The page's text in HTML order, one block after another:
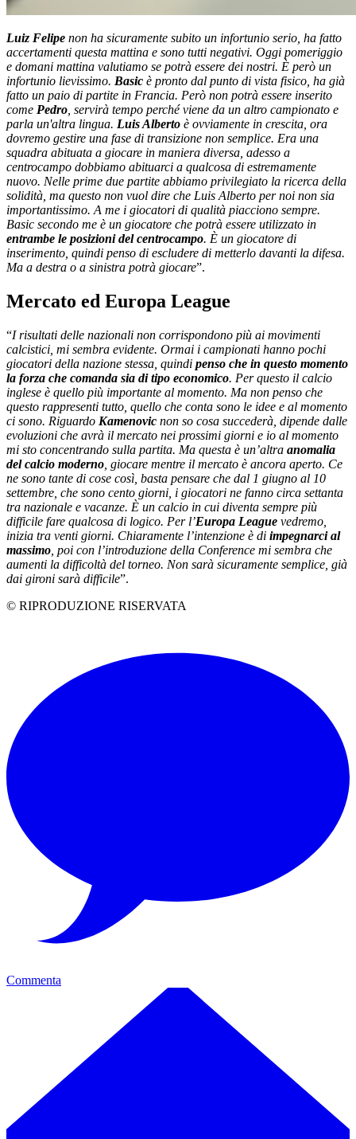
Luiz Felipe non ha sicuramente subito un infortunio serio, ha fatto
accertamenti questa mattina e sono tutti negativi. Oggi pomeriggio
e domani mattina valutiamo se potrà essere dei nostri. È però un
infortunio lievissimo. Basic è pronto dal punto di vista fisico, ha già
fatto un paio di partite in Francia. Però non potrà essere inserito
come Pedro , servirà tempo perché viene da un altro campionato e
parla un'altra lingua. Luis Alberto è ovviamente in crescita, ora
dovremo gestire una fase di transizione non semplice. Era una
squadra abituata a giocare in maniera diversa, adesso a
centrocampo dobbiamo abituarci a qualcosa di estremamente
nuovo. Nelle prime due partite abbiamo privilegiato la ricerca della
solidità, ma questo non vuol dire che Luis Alberto per noi non sia
importantissimo. A me i giocatori di qualità piacciono sempre.
Basic secondo me è un giocatore che potrà essere utilizzato in
entrambe le posizioni del centrocampo. È un giocatore di
inserimento, quindi penso di escludere di metterlo davanti la difesa.
Ma a destra o a sinistra potrà giocare”.
Mercato ed Europa League
“I risultati delle nazionali non corrispondono più ai movimenti
calcistici, mi sembra evidente. Ormai i campionati hanno pochi
giocatori della nazione stessa, quindi penso che in questo momento
la forza che comanda sia di tipo economico. Per questo il calcio
inglese è quello più importante al momento. Ma non penso che
questo rappresenti tutto, quello che conta sono le idee e al momento
ci sono. Riguardo Kamenovic non so cosa succederà, dipende dalle
evoluzioni che avrà il mercato nei prossimi giorni e io al momento
mi sto concentrando sulla partita. Ma questa è un’altra anomalia
del calcio moderno , giocare mentre il mercato è ancora aperto. Ce
ne sono tante di cose così, basta pensare che dal 1 giugno al 10
settembre, che sono cento giorni, i giocatori ne fanno circa settanta
tra nazionale e vacanze. È un calcio in cui diventa sempre più
difficile fare qualcosa di logico. Per l’Europa League vedremo,
inizia tra venti giorni. Chiaramente l’intenzione è di impegnarci al
massimo , poi con l’introduzione della Conference mi sembra che
aumenti la difficoltà del torneo. Non sarà sicuramente semplice, già
dai gironi sarà difficile”.
© RIPRODUZIONE RISERVATA
Commenta